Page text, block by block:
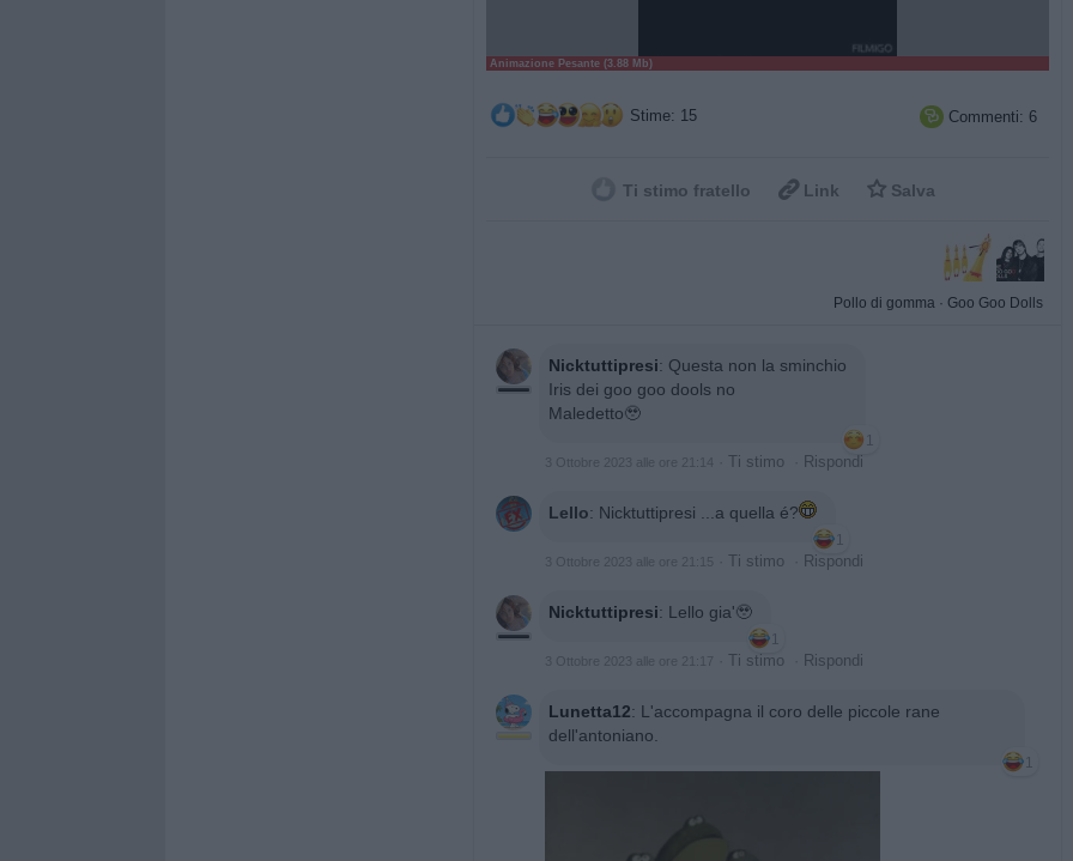
Animazione Pesante (3.88 Mb)
Stime: 15  Commenti: 6
Ti stimo fratello  Link  Salva
Pollo di gomma · Goo Goo Dolls
Nicktuttipresi: Questa non la sminchio
Iris dei goo goo dools no
Maledetto🥹
1
3 Ottobre 2023 alle ore 21:14 Ti stimo Rispondi
Lello: Nicktuttipresi ...a quella é?
1
3 Ottobre 2023 alle ore 21:15 Ti stimo Rispondi
Nicktuttipresi: Lello gia'🥹
1
3 Ottobre 2023 alle ore 21:17 Ti stimo Rispondi
Lunetta12: L'accompagna il coro delle piccole rane
dell'antoniano.
1